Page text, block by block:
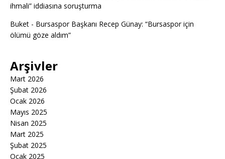
ihmali” iddiasına soruşturma
Buket - Bursaspor Başkanı Recep Günay: “Bursaspor için
ölümü göze aldım”
Arşivler
Mart 2026
Şubat 2026
Ocak 2026
Mayıs 2025
Nisan 2025
Mart 2025
Şubat 2025
Ocak 2025